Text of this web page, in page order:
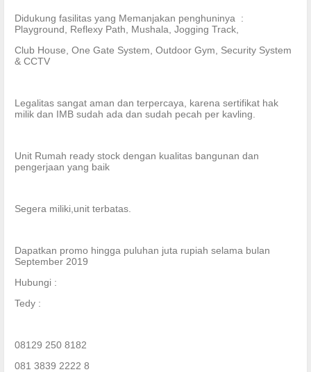
Didukung fasilitas yang Memanjakan penghuninya :
Playground, Reflexy Path, Mushala, Jogging Track,
Club House, One Gate System, Outdoor Gym, Security System
& CCTV
Legalitas sangat aman dan terpercaya, karena sertifikat hak
milik dan IMB sudah ada dan sudah pecah per kavling.
Unit Rumah ready stock dengan kualitas bangunan dan
pengerjaan yang baik
Segera miliki,unit terbatas.
Dapatkan promo hingga puluhan juta rupiah selama bulan
September 2019
Hubungi :
Tedy :
08129 250 8182
081 3839 2222 8